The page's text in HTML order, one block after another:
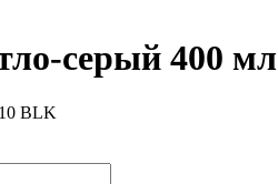
серый 400 мл
BLK